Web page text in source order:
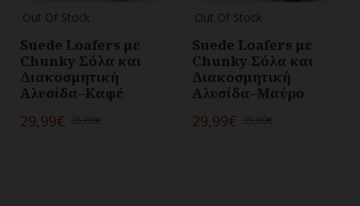
Out Of Stock
Suede Loafers με
Chunky Σόλα και
Διακοσμητική
Αλυσίδα–Καφέ
29,99€
Out Of Stock
Suede Loafers με
Chunky Σόλα και
Διακοσμητική
Αλυσίδα–Μαύρο
29,99€